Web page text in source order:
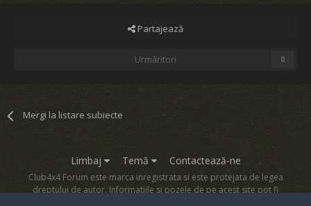
Partajează
Urmăritori 0
Mergi la listare subiecte
Limbaj Temă Contactează-ne
Club4x4 Forum este marca inregistrata si este protejata de legea
dreptului de autor. Informatiile si pozele de pe acest site pot fi